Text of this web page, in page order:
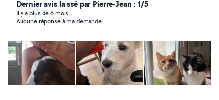
ou même effectuer quelques taches de couture
Dernier avis laissé par Pierre-Jean : 1/5
Il y a plus de 6 mois
Aucune réponse à ma demande